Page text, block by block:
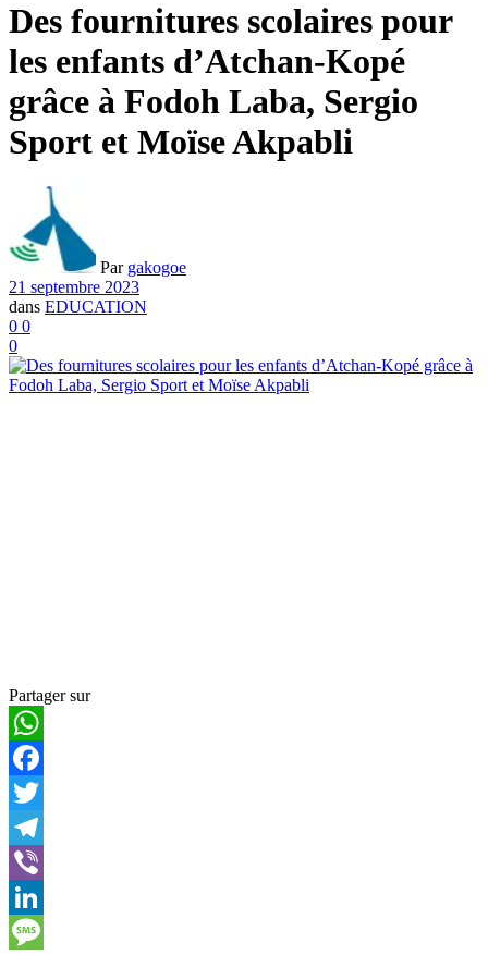
Des fournitures scolaires pour
les enfants d’Atchan-Kopé
grâce à Fodoh Laba, Sergio
Sport et Moïse Akpabli
Par gakogoe
21 septembre 2023
dans EDUCATION
0 0
0
Partager sur
WhatsApp
Facebook
Twitter
Telegram
Viber
LinkedIn